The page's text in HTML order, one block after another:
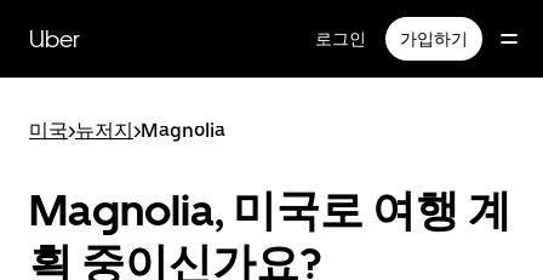
Uber 로그인 가입하기
미국>뉴저지>Magnolia
Magnolia, 미국로 여행 계
획 중이신가요?